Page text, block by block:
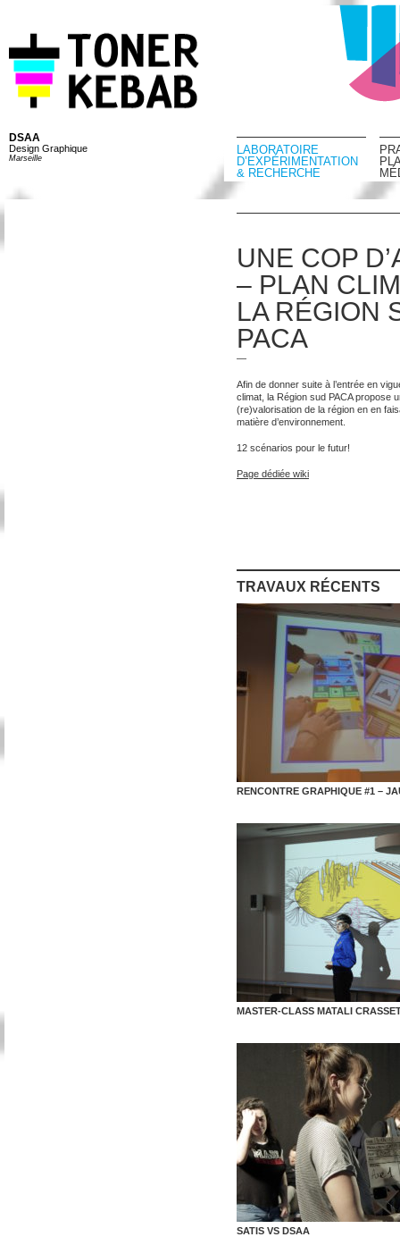
DSAA
Design Graphique
Marseille
LABORATOIRE
D’EXPÉRIMENTATION
& RECHERCHE
UNE COP
– PLAN
LA RÉGION
PACA
—
Afin de donner suite à l’entrée en
climat, la Région sud PACA propose
(re)valorisation de la région en en
matière d’environnement.
12 scénarios pour le futur!
Page dédiée wiki
TRAVAUX RÉCENTS
RENCONTRE GRAPHIQUE #1 –
MASTER-CLASS MATALI
SATIS VS DSAA